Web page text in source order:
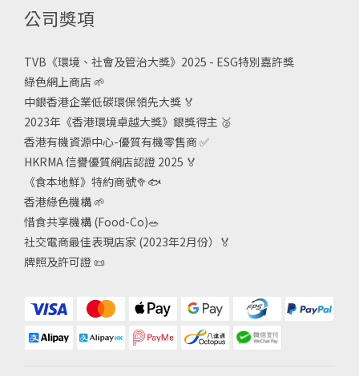
公司獎項
TVB《環境、社會及管治大獎》2025 - ESG特別嘉許獎
綠色網上商店 🌱
中銀香港企業低碳環保領先大獎 🏅
2023年《香港環境卓越大獎》銀獎得主 🥈
香港有機資源中心-優質有機零售商✅
HKRMA 信譽優質網店認證 2025 🏅
《食本地鮮》特約商號🥦🐟
香港綠色機構 🌱
惜食共享機構 (Food-Co)🥗
社交電商最佳表現店家 (2023年2月份）🏅
牌照及許可證 📜